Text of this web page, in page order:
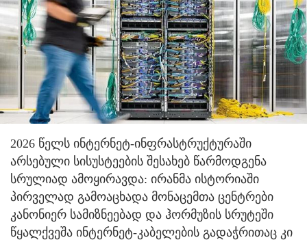
2026 წელს ინტერნეტ-ინფრასტრუქტურაში
არსებული სისუსტეების შესახებ წარმოდგენა
სრულიად ამოყირავდა: ირანმა ისტორიაში
პირველად გამოაცხადა მონაცემთა ცენტრები
კანონიერ სამიზნეებად და ჰორმუზის სრუტეში
წყალქვეშა ინტერნეტ-კაბელების გადაჭრითაც კი